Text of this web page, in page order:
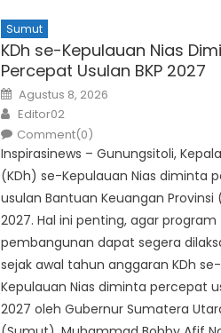
Sumut
KDh se-Kepulauan Nias
Percepat Usulan BKP 2027
Posted
on
Agustus 8, 2026
Author
Editor02
Comment(0)
Inspirasinews – Gunungsitoli,
(KDh) se-Kepulauan Nias diminta
usulan Bantuan Keuangan Provinsi
2027. Hal ini penting, agar program
pembangunan dapat segera
sejak awal tahun anggaran KDh se-
Kepulauan Nias diminta percepat
2027 oleh Gubernur Sumatera